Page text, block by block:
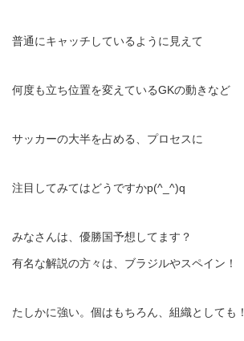
普通にキャッチしているように見えて
何度も立ち位置を変えているGKの動きなど
サッカーの大半を占める、プロセスに
注目してみてはどうですかp(^_^)q
みなさんは、優勝国予想してます？
有名な解説の方々は、ブラジルやスペイン！
たしかに強い。個はもちろん、組織としても！